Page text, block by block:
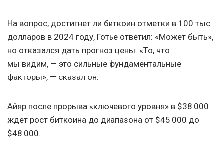
На вопрос, достигнет ли биткоин отметки в 100 тыс.
долларов в 2024 году, Готье ответил: «Может быть»,
но отказался дать прогноз цены. «То, что
мы видим, — это сильные фундаментальные
факторы», — сказал он.
Айяр после прорыва «ключевого уровня» в $38 000
ждет рост биткоина до диапазона от $45 000 до
$48 000.